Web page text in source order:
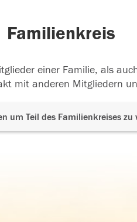
Familienkreis
einer Familie, als
mit anderen Mitgliedern
um Teil des Familienkreises zu